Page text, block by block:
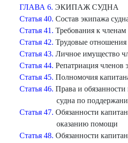
ГЛАВА 6. ЭКИПАЖ СУДНА
Статья 40. Состав экипажа
Статья 41. Требования к членам
Статья 42. Трудовые отношения
Статья 43. Личное имущество
Статья 44. Репатриация членов
Статья 45. Полномочия
Статья 46. Права и
судна по
Статья 47. Обязанности
оказанию помощи
Статья 48. Обязанности